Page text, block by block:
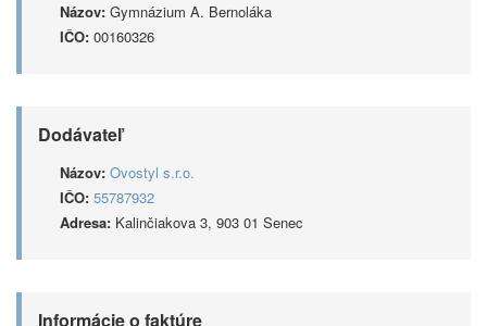
Názov: Gymnázium A. Bernoláka
IČO: 00160326
Dodávateľ
Názov: Ovostyl s.r.o.
IČO: 55787932
Adresa: Kalinčiakova 3, 903 01 Senec
Informácie o faktúre